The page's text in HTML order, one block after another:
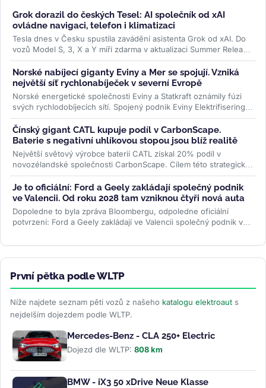
Grok dorazil do českých Tesel: AI společník od xAI
ovládne navigaci, telefon i klimatizaci
Tesla dnes v Česku spustila zavádění asistenta Grok od xAI. Do
vozů Model S, 3, X a Y míří zdarma v aktualizaci Summer Release
— hlasem...>>
Norské nabíjecí giganty Eviny a Mer se spojují. Vzniká
největší síť rychlonabíječek v severní Evropě
Norské energetické společnosti Eviny a Statkraft oznámily fúzi
svých rychlodobíjecích sítí. Spojený podnik Eviny Elektrifisering
bude mít...>>
Čínský gigant CATL kupuje podíl v CarbonScape.
Baterie s negativní uhlíkovou stopou jsou blíž realitě
Největší světový výrobce baterií CATL získal 20% podíl v
novozélandské společnosti CarbonScape. Cílem této strategické
investice je...>>
Je to oficiální: Ford a Geely zakládají společný podnik
ve Valencii. Od roku 2028 tam vzniknou čtyři nová auta
Dopoledne to byla zpráva Bloombergu, odpoledne oficiální
potvrzení: Ford a Geely zakládají ve Valencii společný podnik v
První pětka podle WLTP
Níže najdete seznam pěti vozů z našeho katalogu elektroaut s
nejdelším dojezdem podle WLTP.
Mercedes-Benz - CLA 250+ Electric
Dojezd dle WLTP: 808 km
BMW - iX3 50 xDrive Neue Klasse